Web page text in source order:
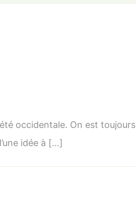
occidentale. On est toujours
idée à […]